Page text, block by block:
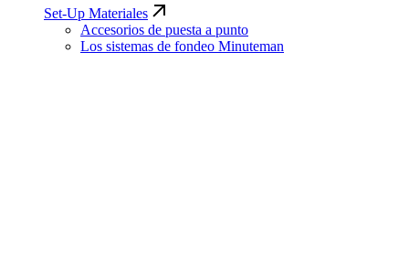
Set-Up Materiales
Accesorios de puesta a punto
Los sistemas de fondeo Minuteman